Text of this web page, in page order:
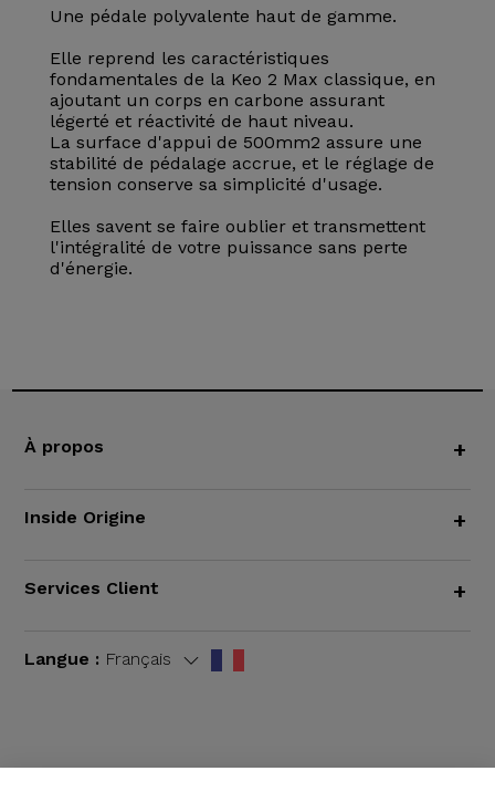
Une pédale polyvalente haut de gamme.
Elle reprend les caractéristiques
fondamentales de la Keo 2 Max classique, en
ajoutant un corps en carbone assurant
légerté et réactivité de haut niveau.
La surface d'appui de 500mm2 assure une
stabilité de pédalage accrue, et le réglage de
tension conserve sa simplicité d'usage.
Elles savent se faire oublier et transmettent
l'intégralité de votre puissance sans perte
d'énergie.
À propos +
Inside Origine +
Services Client +
Langue : Français